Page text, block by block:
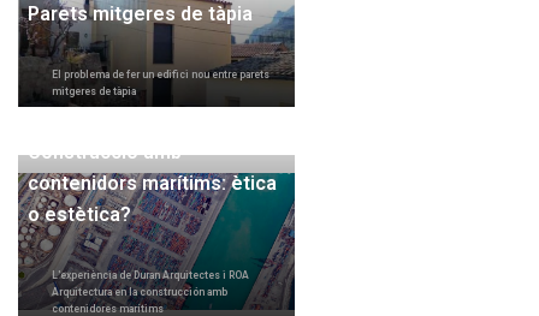
Parets mitgeres de tàpia
El problema de fer un edifici nou entre parets
mitgeres de tàpia
Construcció amb
contenidors marítims: ètica
o estètica?
L'experiència de Duran Arquitectes i ROA
Arquitectura en la construcción amb
contenidores marítims